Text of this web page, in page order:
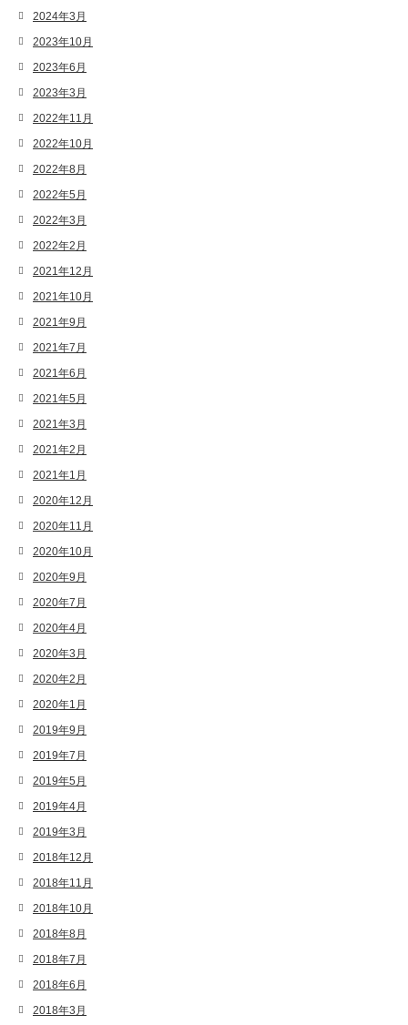
2024年3月
2023年10月
2023年6月
2023年3月
2022年11月
2022年10月
2022年8月
2022年5月
2022年3月
2022年2月
2021年12月
2021年10月
2021年9月
2021年7月
2021年6月
2021年5月
2021年3月
2021年2月
2021年1月
2020年12月
2020年11月
2020年10月
2020年9月
2020年7月
2020年4月
2020年3月
2020年2月
2020年1月
2019年9月
2019年7月
2019年5月
2019年4月
2019年3月
2018年12月
2018年11月
2018年10月
2018年8月
2018年7月
2018年6月
2018年3月